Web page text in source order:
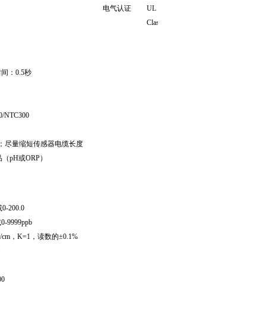
电气认证
UL，ETL
Class I，Div.2（Group A, B, C, and D
：0.5秒
NTC300
尽量缩短传感器电缆长度
pH或ORP）
0-200.0
9999ppb
cm ，K=1，读数的±0.1%